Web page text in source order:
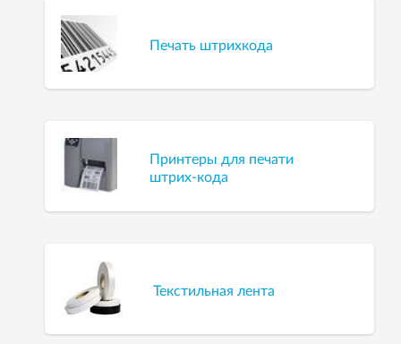
Печать штрихкода
Принтеры для печати
штрих-кода
Текстильная лента